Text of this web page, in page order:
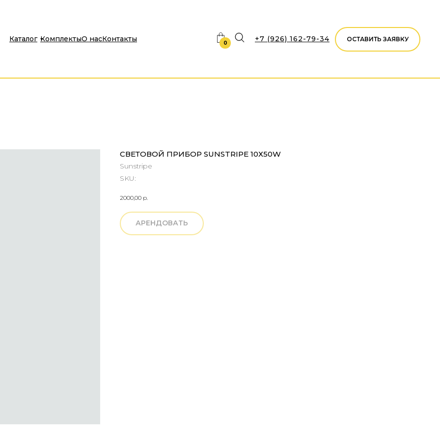
+7 (926) 162-79-34
Каталог КомплектыО насКонтакты ОСТАВИТЬ ЗАЯВКУ
0
СВЕТОВОЙ ПРИБОР SUNSTRIPE 10Х50W
Sunstripe
SKU:
2000,00 р.
АРЕНДОВАТЬ